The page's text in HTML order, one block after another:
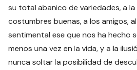
su total abanico de variedades, a la
costumbres buenas, a los amigos,
sentimental ese que nos ha hecho
menos una vez en la vida, y a la
nunca soltar la posibilidad de